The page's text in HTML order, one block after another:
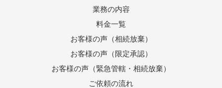
業務の内容
料金一覧
お客様の声（相続放棄）
お客様の声（限定承認）
お客様の声（緊急管轄・相続放棄）
ご依頼の流れ